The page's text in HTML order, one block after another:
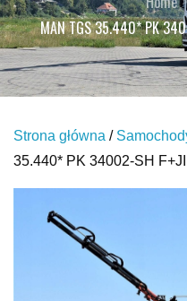
MAN TGS 35.440* PK
Strona główna /
35.440* PK 34002-SH